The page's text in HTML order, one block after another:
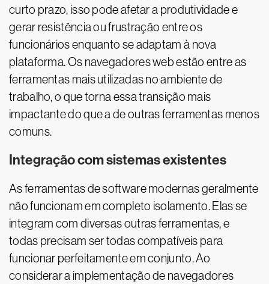
curto prazo, isso pode afetar a produtividade e
gerar resistência ou frustração entre os
funcionários enquanto se adaptam à nova
plataforma. Os navegadores web estão entre as
ferramentas mais utilizadas no ambiente de
trabalho, o que torna essa transição mais
impactante do que a de outras ferramentas menos
comuns.
Integração com sistemas existentes
As ferramentas de software modernas geralmente
não funcionam em completo isolamento. Elas se
integram com diversas outras ferramentas, e
todas precisam ser todas compatíveis para
funcionar perfeitamente em conjunto. Ao
considerar a implementação de navegadores